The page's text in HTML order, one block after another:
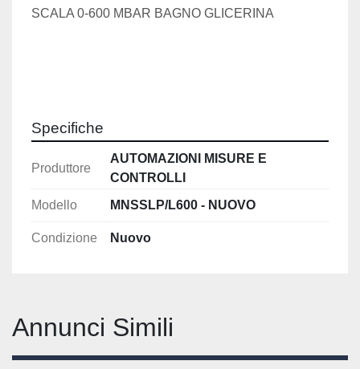
SCALA 0-600 MBAR BAGNO GLICERINA
Specifiche
Produttore
AUTOMAZIONI MISURE E
CONTROLLI
Modello
MNSSLP/L600 - NUOVO
Condizione Nuovo
Annunci Simili